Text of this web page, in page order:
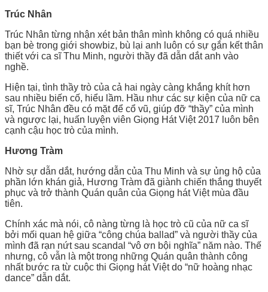
Trúc Nhân
Trúc Nhân từng nhận xét bản thân mình không có quá nhiều
bạn bè trong giới showbiz, bù lại anh luôn có sự gắn kết thân
thiết với ca sĩ Thu Minh, người thầy đã dẫn dắt anh vào
nghề.
Hiện tại, tình thầy trò của cả hai ngày càng khắng khít hơn
sau nhiều biến cố, hiểu lầm. Hầu như các sự kiện của nữ ca
sĩ, Trúc Nhân đều có mặt để cổ vũ, giúp đỡ “thầy” của mình
và ngược lại, huấn luyện viên Giọng Hát Việt 2017 luôn bên
cạnh cậu học trò của mình.
Hương Tràm
Nhờ sự dẫn dắt, hướng dẫn của Thu Minh và sự ủng hộ của
phần lớn khán giả, Hương Tràm đã giành chiến thắng thuyết
phục và trở thành Quán quân của Giọng hát Việt mùa đầu
tiên.
Chính xác mà nói, cô nàng từng là học trò cũ của nữ ca sĩ
bởi mối quan hệ giữa “công chúa ballad” và người thầy của
mình đã rạn nứt sau scandal “vô ơn bội nghĩa” năm nào. Thế
nhưng, cô vẫn là một trong những Quán quân thành công
nhất bước ra từ cuộc thi Giọng hát Việt do “nữ hoàng nhạc
dance” dẫn dắt.